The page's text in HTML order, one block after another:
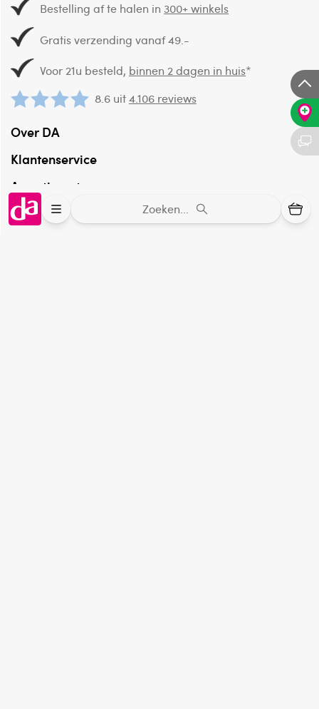
Zoeken...
Bestelling af te halen in300+ winkels
Gratis verzending vanaf 49.-
Voor 21u besteld, binnen 2 dagen in huis*
8.6 uit4.106 reviews
Over DA
Klantenservice
Assortiment